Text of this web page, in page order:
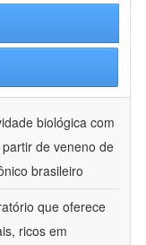
biológica com
de veneno de
brasileiro
que oferece
ricos em